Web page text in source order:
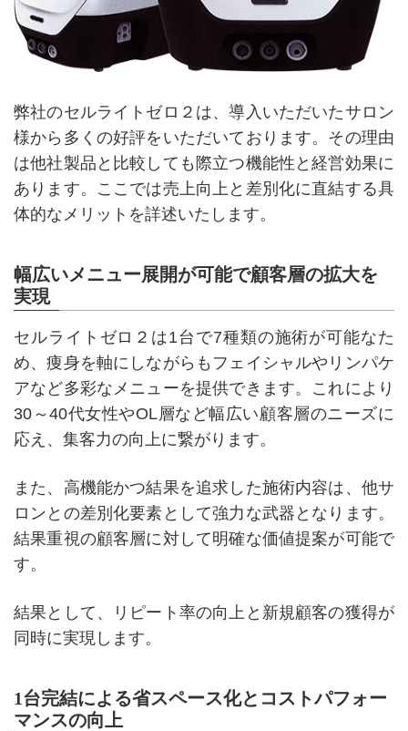
弊社のセルライトゼロ２は、導入いただいたサロン
様から多くの好評をいただいております。その理由
は他社製品と比較しても際立つ機能性と経営効果に
あります。ここでは売上向上と差別化に直結する具
体的なメリットを詳述いたします。
幅広いメニュー展開が可能で顧客層の拡大を
実現
セルライトゼロ２は1台で7種類の施術が可能なた
め、痩身を軸にしながらもフェイシャルやリンパケ
アなど多彩なメニューを提供できます。これにより
30～40代女性やOL層など幅広い顧客層のニーズに
応え、集客力の向上に繋がります。
また、高機能かつ結果を追求した施術内容は、他サ
ロンとの差別化要素として強力な武器となります。
結果重視の顧客層に対して明確な価値提案が可能で
す。
結果として、リピート率の向上と新規顧客の獲得が
同時に実現します。
1台完結による省スペース化とコストパフォー
マンスの向上